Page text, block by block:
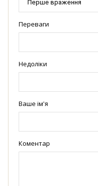
Переваги
Недоліки
Ваше ім'я
Коментар